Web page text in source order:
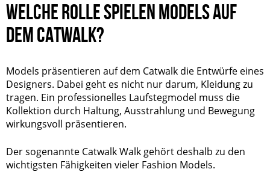
WELCHE ROLLE SPIELEN MODELS AUF
DEM CATWALK?
Models präsentieren auf dem Catwalk die Entwürfe eines
Designers. Dabei geht es nicht nur darum, Kleidung zu
tragen. Ein professionelles Laufstegmodel muss die
Kollektion durch Haltung, Ausstrahlung und Bewegung
wirkungsvoll präsentieren.
Der sogenannte Catwalk Walk gehört deshalb zu den
wichtigsten Fähigkeiten vieler Fashion Models.